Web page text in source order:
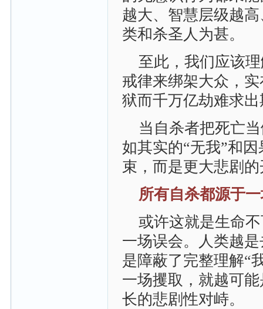
越大、智慧层级越
类和杀圣人为甚。
至此，我们应该
戒律来绑架大众，
狱而千万亿劫难求出
当自杀者把死亡
如其实的“无我”和
束，而是更大悲剧
所有自杀都源于
或许这就是生命
一场误会。人类越
是障蔽了完整理解“
一场攫取，就越可
长的悲剧性对峙。